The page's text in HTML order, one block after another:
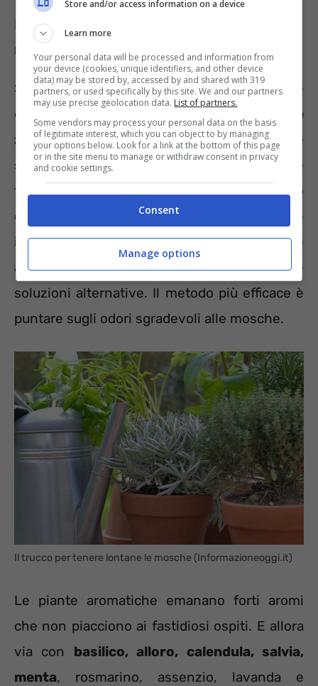
Il trucco per tenere lontane le
mosche
Se volete creare una trappola per le mosche
dove creare una soluzione
di aceto e
zucchero.Le mosche, infatti, sono golose e
si posano su qualsiasi cibo e ingrediente che
trovano all’aperto. Non potranno fare a meno
di fiondarsi su quel mix che, invece, le
intrappolerà. Se non si desidera far del male
agli insetti, invece, si possono trovare
soluzioni alternative. Il metodo più efficace è
puntare sugli odori sgradevoli alle mosche.
Il trucco per tenere lontane le mosche (Informazioneoggi.it)
Le piante aromatiche emanano forti aromi
che non piacciono ai fastidiosi ospiti. E allora
via con basilico, alloro, calendula, salvia,
menta, rosmarino, assenzio, lavanda e
Store and/or access information on a device
Learn more
Your personal data will be processed and information from
your device (cookies, unique identifiers, and other device
data) may be stored by, accessed by and shared with 319
partners, or used specifically by this site. We and our partners
may use precise geolocation data. List of partners.
Some vendors may process your personal data on the basis
of legitimate interest, which you can object to by managing
your options below. Look for a link at the bottom of this page
or in the site menu to manage or withdraw consent in privacy
and cookie settings.
Consent
Manage options